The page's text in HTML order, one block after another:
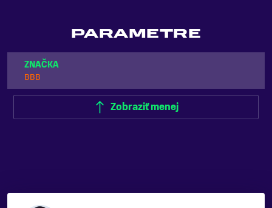
PARAMETRE
ZNAČKA
BBB
Zobraziť menej